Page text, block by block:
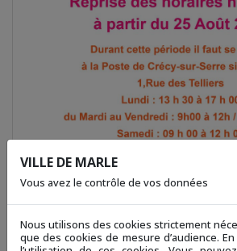
VILLE DE MARLE
Vous avez le contrôle de vos données
Nous utilisons des cookies strictement
que des cookies de mesure d’audience.
...